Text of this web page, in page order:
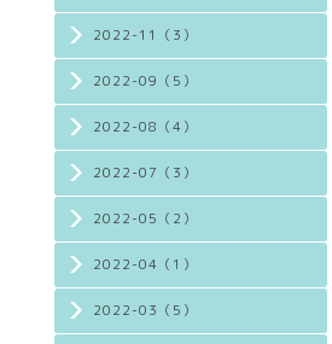
2022-11（3）
2022-09（5）
2022-08（4）
2022-07（3）
2022-05（2）
2022-04（1）
2022-03（5）